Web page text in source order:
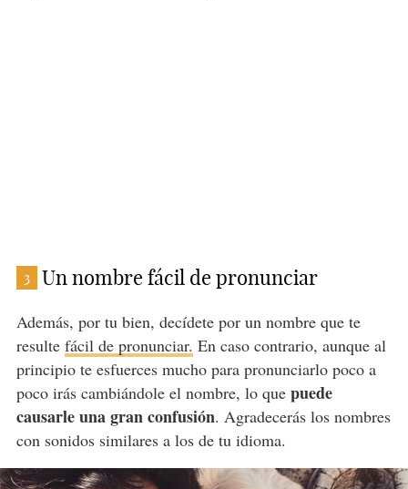
3 Un nombre fácil de pronunciar
Además, por tu bien, decídete por un nombre que te
resulte fácil de pronunciar. En caso contrario, aunque al
principio te esfuerces mucho para pronunciarlo poco a
poco irás cambiándole el nombre, lo que puede
causarle una gran confusión. Agradecerás los nombres
con sonidos similares a los de tu idioma.